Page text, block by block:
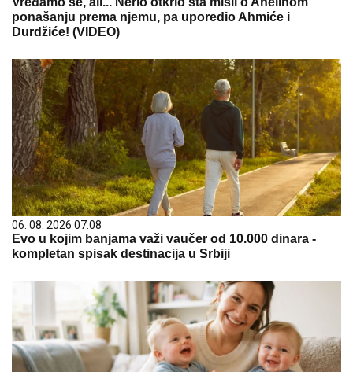
ponašanju prema njemu, pa uporedio Ahmiće i
Durdžiće! (VIDEO)
06. 08. 2026 07:08
Evo u kojim banjama važi vaučer od 10.000 dinara -
kompletan spisak destinacija u Srbiji